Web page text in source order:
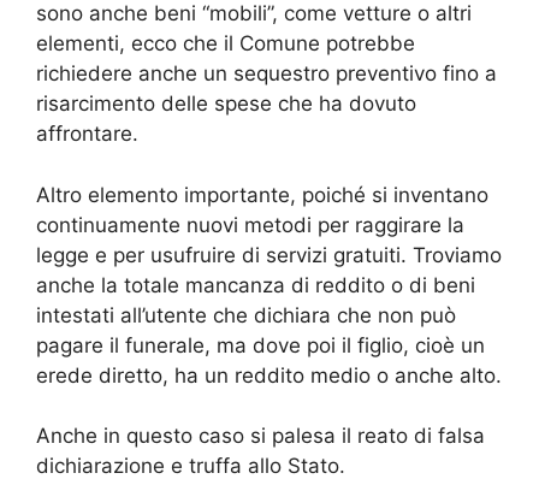
sono anche beni “mobili”, come vetture o altri
elementi, ecco che il Comune potrebbe
richiedere anche un sequestro preventivo fino a
risarcimento delle spese che ha dovuto
affrontare.
Altro elemento importante, poiché si inventano
continuamente nuovi metodi per raggirare la
legge e per usufruire di servizi gratuiti. Troviamo
anche la totale mancanza di reddito o di beni
intestati all’utente che dichiara che non può
pagare il funerale, ma dove poi il figlio, cioè un
erede diretto, ha un reddito medio o anche alto.
Anche in questo caso si palesa il reato di falsa
dichiarazione e truffa allo Stato.